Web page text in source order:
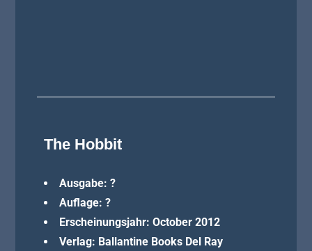
The Hobbit
Ausgabe: ?
Auflage: ?
Erscheinungsjahr: October 2012
Verlag: Ballantine Books Del Ray